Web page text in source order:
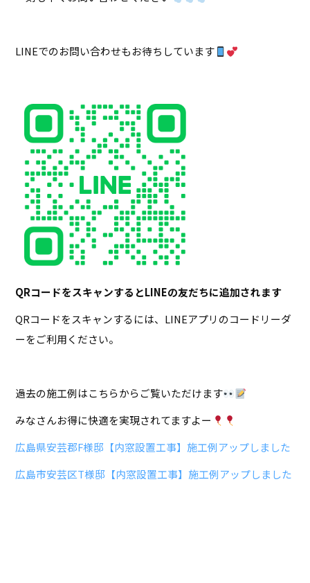
LINEでのお問い合わせもお待ちしています
QRコードをスキャンするとLINEの友だちに追加されます
QRコードをスキャンするには、LINEアプリのコードリーダ
ーをご利用ください。
過去の施工例はこちらからご覧いただけます
みなさんお得に快適を実現されてますよー
広島県安芸郡F様邸【内窓設置工事】施工例アップしました
広島市安芸区T様邸【内窓設置工事】施工例アップしました